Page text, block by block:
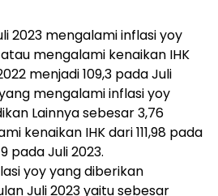
2023 mengalami inflasi yoy
mengalami kenaikan IHK
menjadi 109,3 pada Juli
mengalami inflasi yoy
Lainnya sebesar 3,76
kenaikan IHK dari 111,98 pada
pada Juli 2023.
yoy yang diberikan
Juli 2023 yaitu sebesar